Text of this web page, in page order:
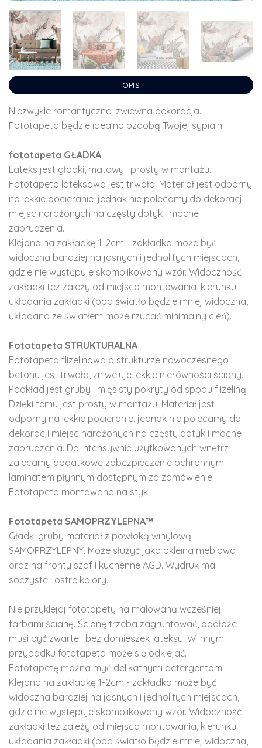
OPIS
Niezwykle romantyczna, zwiewna dekoracja.
Fototapeta będzie idealna ozdobą Twojej sypialni
fototapeta GŁADKA
Lateks jest gładki, matowy i prosty w montażu.
Fototapeta lateksowa jest trwała. Materiał jest odporny
na lekkie pocieranie, jednak nie polecamy do dekoracji
miejsc narażonych na częsty dotyk i mocne
zabrudzenia.
Klejona na zakładkę 1-2cm - zakładka może być
widoczna bardziej na jasnych i jednolitych miejscach,
gdzie nie występuje skomplikowany wzór. Widoczność
zakładki tez zależy od miejsca montowania, kierunku
układania zakładki (pod światło będzie mniej widoczna,
układana ze światłem może rzucać minimalny cień).
Fototapeta STRUKTURALNA
Fototapeta flizelinowa o strukturze nowoczesnego
betonu jest trwała, zniweluje lekkie nierówności ściany.
Podkład jest gruby i mięsisty pokryty od spodu flizeliną.
Dzięki temu jest prosty w montażu. Materiał jest
odporny na lekkie pocieranie, jednak nie polecamy do
dekoracji miejsc narażonych na częsty dotyk i mocne
zabrudzenia. Do intensywnie użytkowanych wnętrz
zalecamy dodatkowe zabezpieczenie ochronnym
laminatem płynnym dostępnym za zamówienie.
Fototapeta montowana na styk.
Fototapeta SAMOPRZYLEPNA™
Gładki gruby materiał z powłoką winylową.
SAMOPRZYLEPNY. Może służyć jako okleina meblowa
oraz na fronty szaf i kuchenne AGD. Wydruk ma
soczyste i ostre kolory.
Nie przyklejaj fototapety na malowaną wcześniej
farbami ścianę. Ścianę trzeba zagruntować, podłoże
musi być zwarte i bez domieszek lateksu. W innym
przypadku fototapeta może się odklejać.
Fototapetę można myć delikatnymi detergentami.
Klejona na zakładkę 1-2cm - zakładka może być
widoczna bardziej na jasnych i jednolitych miejscach,
gdzie nie występuje skomplikowany wzór. Widoczność
zakładki tez zależy od miejsca montowania, kierunku
układania zakładki (pod światło będzie mniej widoczna,